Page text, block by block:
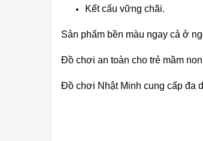
Kết cấu vững chãi.
Sản phẩm bền màu ngay cả ở
Đồ chơi an toàn cho trẻ mầm
Đồ chơi Nhật Minh cung cấp đa